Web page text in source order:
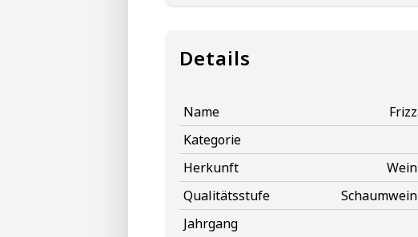
Details
Name
Kategorie
Herkunft
Qualitätsstufe
Jahrgang